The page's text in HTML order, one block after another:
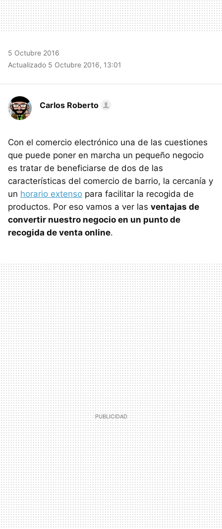
5 Octubre 2016
Actualizado 5 Octubre 2016, 13:01
Carlos Roberto
Con el comercio electrónico una de las cuestiones
que puede poner en marcha un pequeño negocio
es tratar de beneficiarse de dos de las
características del comercio de barrio, la cercanía y
un horario extenso para facilitar la recogida de
productos. Por eso vamos a ver las ventajas de
convertir nuestro negocio en un punto de
recogida de venta online.